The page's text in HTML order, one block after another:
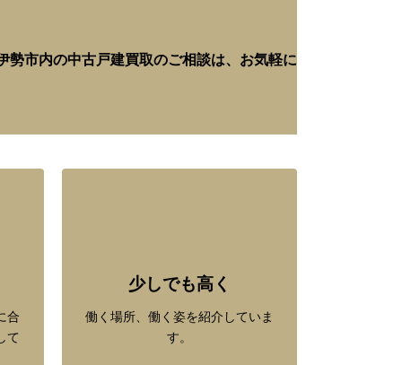
勢市内の中古戸建買取のご相談は、お気軽に
合
て
少しでも高く
働く場所、働く姿を紹介していま
す。